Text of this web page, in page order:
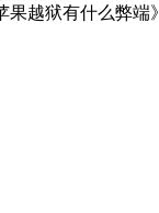
越狱有什么弊端